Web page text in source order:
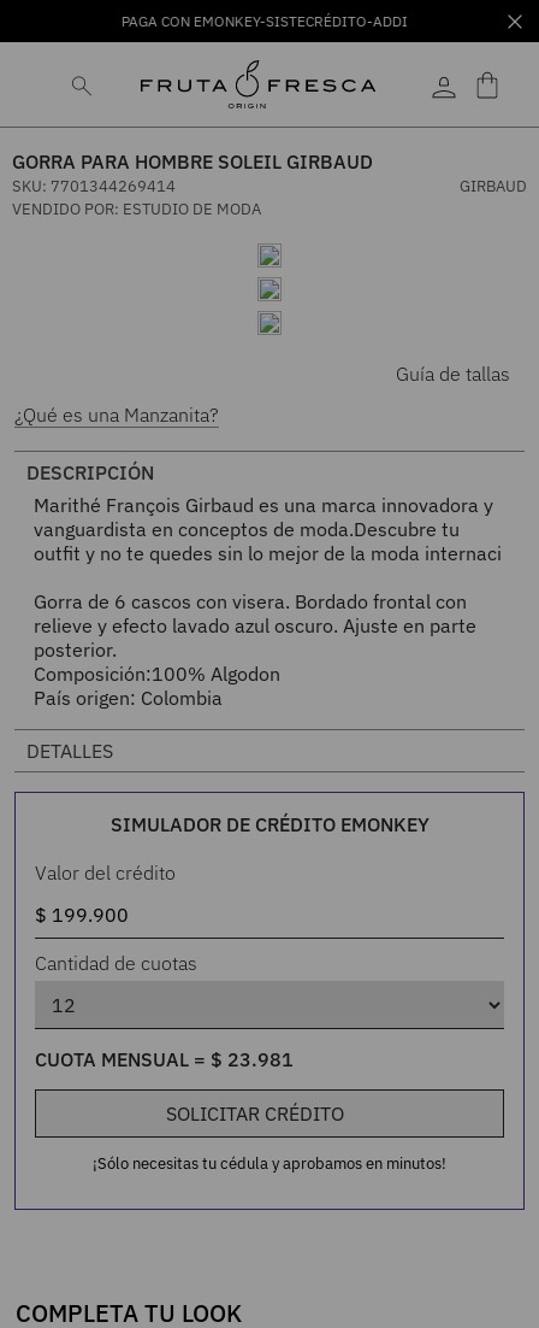
PAGA CON EMONKEY-SISTECRÉDITO-ADDI
GORRA PARA HOMBRE SOLEIL GIRBAUD
SKU: 7701344269414
GIRBAUD
VENDIDO POR: ESTUDIO DE MODA
Guía de tallas
¿Qué es una Manzanita?
DESCRIPCIÓN
Marithé François Girbaud es una marca innovadora y
vanguardista en conceptos de moda.Descubre tu
outfit y no te quedes sin lo mejor de la moda internaci
Gorra de 6 cascos con visera. Bordado frontal con
relieve y efecto lavado azul oscuro. Ajuste en parte
posterior.
Composición:100% Algodon
País origen: Colombia
DETALLES
SIMULADOR DE CRÉDITO EMONKEY
Valor del crédito
Cantidad de cuotas
CUOTA MENSUAL = $ 23.981
SOLICITAR CRÉDITO
¡Sólo necesitas tu cédula y aprobamos en minutos!
COMPLETA TU LOOK